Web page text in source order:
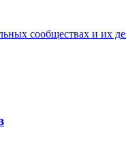
сообществах и их